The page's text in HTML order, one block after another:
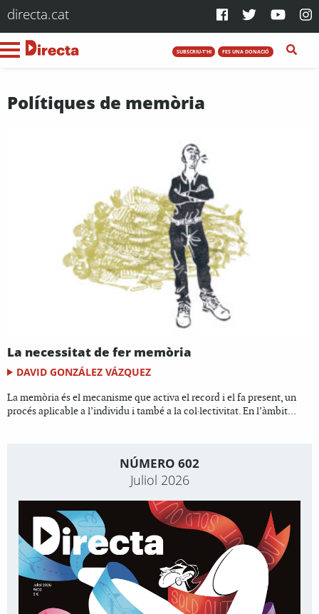
directa.cat
SUBSCRIU-T'HI FES UNA DONACIÓ
Polítiques de memòria
La necessitat de fer memòria
DAVID GONZÁLEZ VÁZQUEZ
La memòria és el mecanisme que activa el record i el fa present, un
procés aplicable a l’individu i també a la col·lectivitat. En l’àmbit...
NÚMERO 602
Juliol 2026